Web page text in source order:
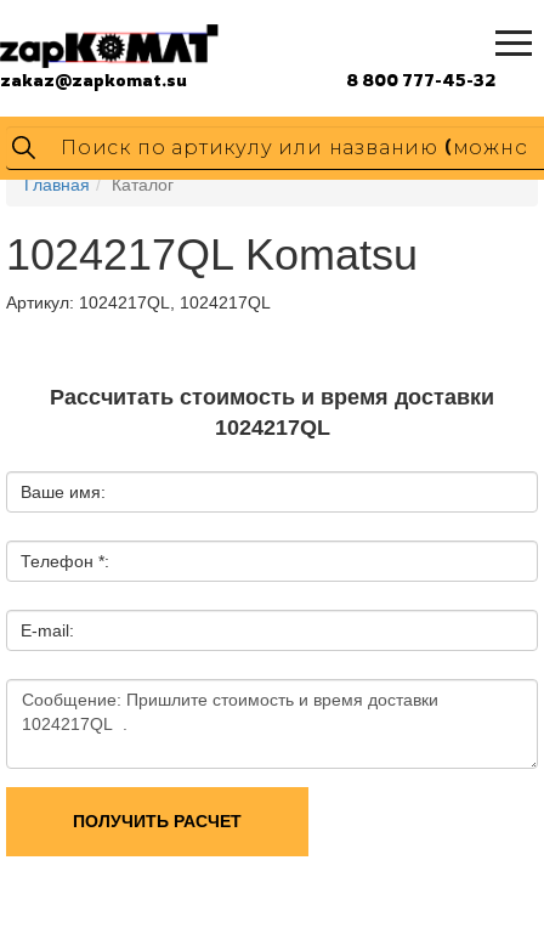
zakaz@zapkomat.su 8 800 777-45-32
Главная Каталог
1024217QL Komatsu
Артикул: 1024217QL, 1024217QL
Рассчитать стоимость и время доставки
1024217QL
Ваше имя:
Телефон *:
E-mail:
ПОЛУЧИТЬ РАСЧЕТ